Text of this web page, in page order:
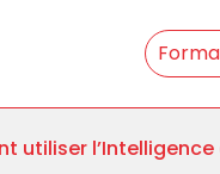
utiliser